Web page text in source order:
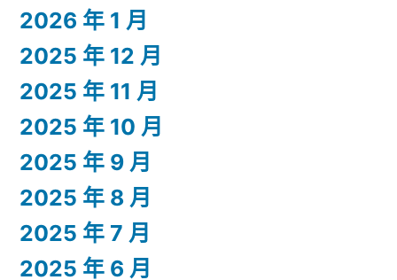
2026 年 1 月
2025 年 12 月
2025 年 11 月
2025 年 10 月
2025 年 9 月
2025 年 8 月
2025 年 7 月
2025 年 6 月